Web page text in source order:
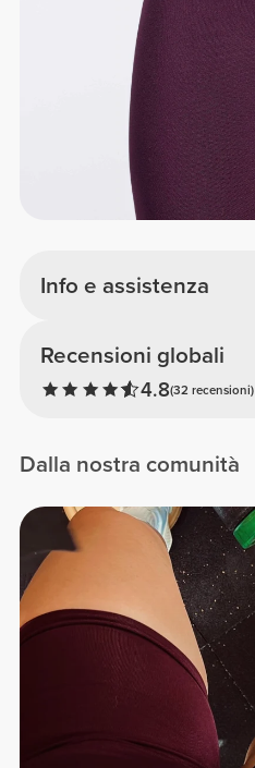
Info e assistenza
Recensioni globali
4.8(32 recensioni)
Dalla nostra comunità